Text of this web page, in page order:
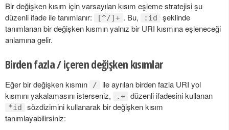
Bir değişken kısım için varsayılan kısım eşleme stratejisi şu
düzenli ifade ile tanımlanır:
[^/]+ . Bu, :id
şeklinde
tanımlanan bir değişken kısmın yalnız bir URI kısmına eşleneceği
anlamına gelir.
Birden fazla / içeren değişken kısımlar
Eğer bir değişken kısmın /
ile ayrılan birden fazla URI yol
kısmını yakalamasını isterseniz,
.+ düzenli ifadesini kullanan
*id
sözdizimini kullanarak bir değişken kısım
tanımlayabilirsiniz: